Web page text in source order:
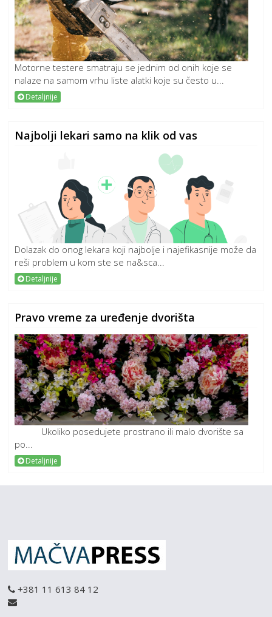
Motorne testere smatraju se jednim od onih koje se
nalaze na samom vrhu liste alatki koje su često u...
Detaljnije
Najbolji lekari samo na klik od vas
Dolazak do onog lekara koji najbolje i najefikasnije može da
reši problem u kom ste se na&sca...
Detaljnije
Pravo vreme za uređenje dvorišta
Ukoliko posedujete prostrano ili malo dvorište sa
po...
Detaljnije
+381 11 613 84 12